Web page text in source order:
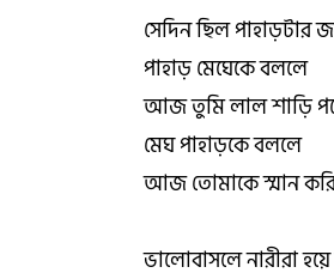
সেদিন ছিল পাহাড়টার
পাহাড় মেঘেকে বললে
আজ তুমি লাল শাড়ি
মেঘ পাহাড়কে বললে
আজ তোমাকে স্মান
ভালোবাসলে নারীরা